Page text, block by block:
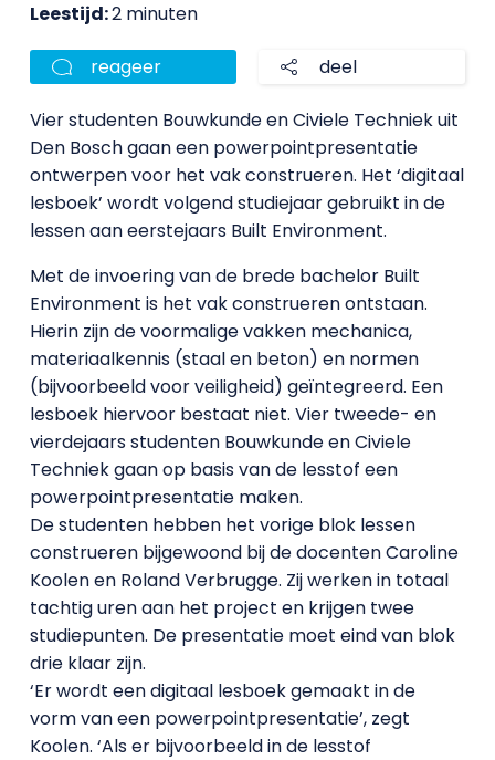
Leestijd:2 minuten
reageer deel
Vier studenten Bouwkunde en Civiele Techniek uit
Den Bosch gaan een powerpointpresentatie
ontwerpen voor het vak construeren. Het ‘digitaal
lesboek’ wordt volgend studiejaar gebruikt in de
lessen aan eerstejaars Built Environment.
Met de invoering van de brede bachelor Built
Environment is het vak construeren ontstaan.
Hierin zijn de voormalige vakken mechanica,
materiaalkennis (staal en beton) en normen
(bijvoorbeeld voor veiligheid) geïntegreerd. Een
lesboek hiervoor bestaat niet. Vier tweede- en
vierdejaars studenten Bouwkunde en Civiele
Techniek gaan op basis van de lesstof een
powerpointpresentatie maken.
De studenten hebben het vorige blok lessen
construeren bijgewoond bij de docenten Caroline
Koolen en Roland Verbrugge. Zij werken in totaal
tachtig uren aan het project en krijgen twee
studiepunten. De presentatie moet eind van blok
drie klaar zijn.
‘Er wordt een digitaal lesboek gemaakt in de
vorm van een powerpointpresentatie’, zegt
Koolen. ‘Als er bijvoorbeeld in de lesstof